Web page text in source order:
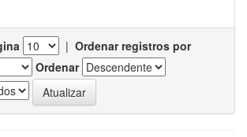
| Ordenar registros por
Ordenar